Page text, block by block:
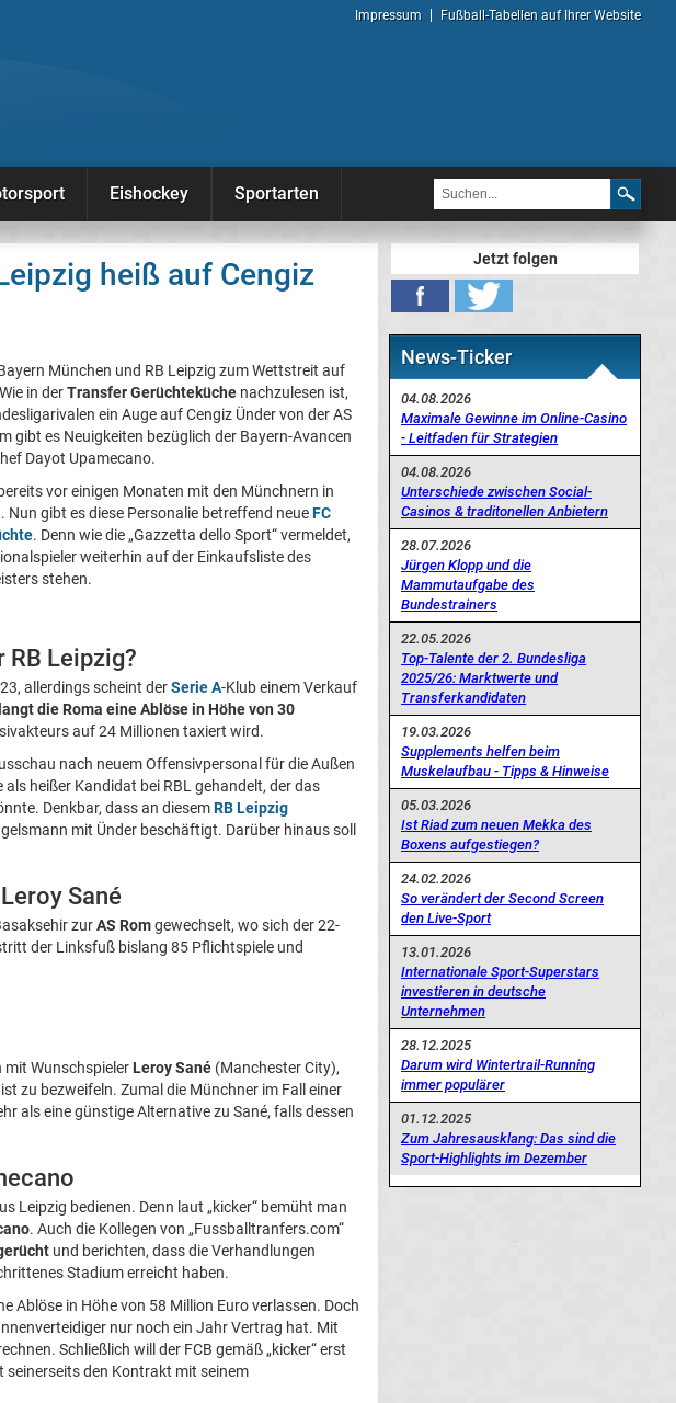
Impressum Fußball-Tabellen auf Ihrer Website
Eishockey Sportarten
heiß auf Cengiz
München und RB Leipzig zum Wettstreit auf
in derTransfer Gerüchteküche nachzulesen ist,
ein Auge auf Cengiz Ünder von der AS
gibt es Neuigkeiten bezüglich der Bayern-Avancen
Dayot Upamecano.
vor einigen Monaten mit den Münchnern in
Nun gibt es diese Personalie betreffend neueFC
. Denn wie die „Gazzetta dello Sport“ vermeldet,
weiterhin auf der Einkaufsliste des
stehen.
RB Leipzig?
allerdings scheint derSerie A-Klub einem Verkauf
die Roma eine Ablöse in Höhe von 30
auf 24 Millionen taxiert wird.
nach neuem Offensivpersonal für die Außen
als heißer Kandidat bei RBL gehandelt, der das
Denkbar, dass an diesemRB Leipzig
mit Ünder beschäftigt. Darüber hinaus soll
Sané
zurAS Romgewechselt, wo sich der 22-
der Linksfuß bislang 85 Pflichtspiele und
mit Wunschspieler Leroy Sané (Manchester City),
zu bezweifeln. Zumal die Münchner im Fall einer
als eine günstige Alternative zu Sané, falls dessen
Leipzig bedienen. Denn laut „kicker“ bemüht man
. Auch die Kollegen von „Fussballtranfers.com“
und berichten, dass die Verhandlungen
Stadium erreicht haben.
Ablöse in Höhe von 58 Million Euro verlassen. Doch
nur noch ein Jahr Vertrag hat. Mit
Schließlich will der FCB gemäß „kicker“ erst
seinerseits den Kontrakt mit seinem
Jetzt folgen
News-Ticker
04.08.2026
Maximale Gewinne im Online-Casino
- Leitfaden für Strategien
04.08.2026
Unterschiede zwischen Social-
Casinos & traditonellen Anbietern
28.07.2026
Jürgen Klopp und die
Mammutaufgabe des
Bundestrainers
22.05.2026
Top-Talente der 2. Bundesliga
2025/26: Marktwerte und
Transferkandidaten
19.03.2026
Supplements helfen beim
Muskelaufbau - Tipps & Hinweise
05.03.2026
Ist Riad zum neuen Mekka des
Boxens aufgestiegen?
24.02.2026
So verändert der Second Screen
den Live-Sport
13.01.2026
Internationale Sport-Superstars
investieren in deutsche
Unternehmen
28.12.2025
Darum wird Wintertrail-Running
immer populärer
01.12.2025
Zum Jahresausklang: Das sind die
Sport-Highlights im Dezember